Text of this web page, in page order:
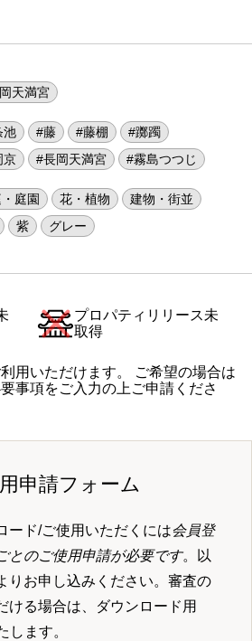
天満宮
池 #藤 #藤棚
#躑躅
京 #長岡天満宮 #霧島つつじ
庭園 花・植物
建物・街並
紫 グレー
プロパティリリース未
取得
用いただけます。 ご希望の場合は
事項をご入力の上ご申請くださ
申請フォーム
ード/ご使用いただくには会員登
とのご使用申請が必要です。以
りお申し込みください。審査の
ける場合は、ダウンロード用
します。